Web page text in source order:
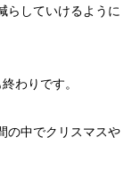
らしていけるように
わりです。
の中でクリスマスや